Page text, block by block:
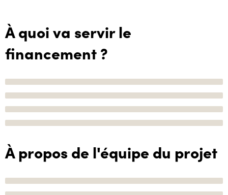
À quoi va servir le
financement ?
À propos de l'équipe du projet